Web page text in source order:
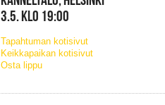
3.5. KLO 19:00
Tapahtuman kotisivut
Keikkapaikan kotisivut
Osta lippu